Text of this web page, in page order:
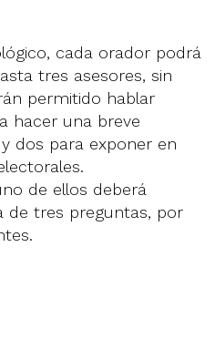
cada orador podrá
tres asesores, sin
permitido hablar
hacer una breve
dos para exponer en
de ellos deberá
de tres preguntas, por